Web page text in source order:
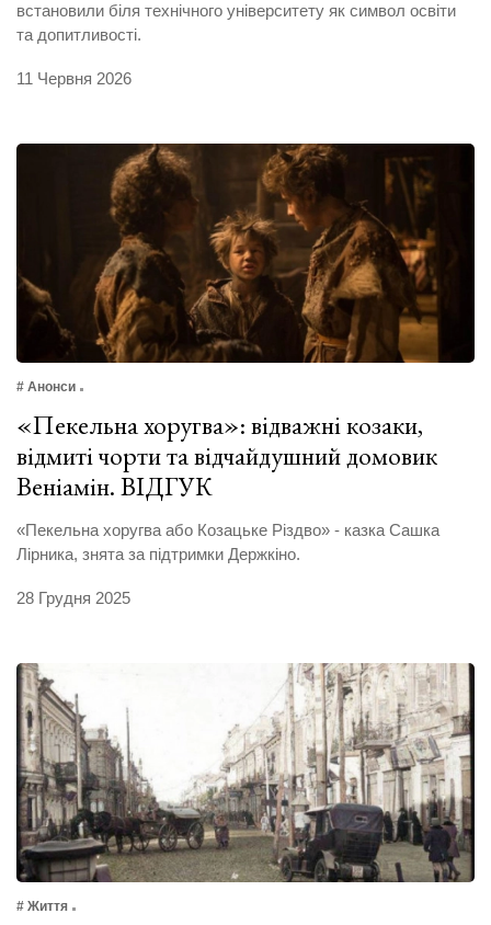
встановили біля технічного університету як символ освіти
та допитливості.
11 Червня 2026
# Анонси
«Пекельна хоругва»: відважні козаки,
відмиті чорти та відчайдушний домовик
Веніамін. ВІДГУК
«Пекельна хоругва або Козацьке Різдво» - казка Сашка
Лірника, знята за підтримки Держкіно.
28 Грудня 2025
# Життя